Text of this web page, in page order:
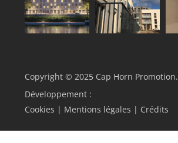
Copyright © 2025 Cap Horn Promotion.
Développement :
Cookies | Mentions légales | Crédits